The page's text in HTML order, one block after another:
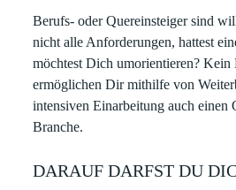
Berufs- oder Quereinsteiger sind
nicht alle Anforderungen, hattest
möchtest Dich umorientieren?
ermöglichen Dir mithilfe von
intensiven Einarbeitung auch einen
Branche.
DARAUF DARFST DU